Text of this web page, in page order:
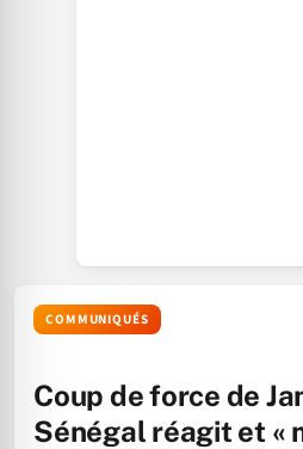
COMMUNIQUÉS
Coup de force de
Sénégal réagit et «